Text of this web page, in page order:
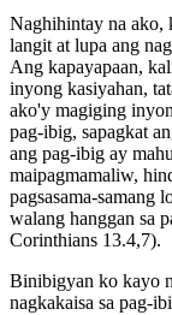
Naghihintay na ako,
langit at lupa ang
Ang kapayapaan,
inyong kasiyahan,
ako'y magiging
pag-ibig, sapagkat
ang pag-ibig ay
maipagmamaliw,
pagsasama-samang
walang hanggan sa
Corinthians 13.4,7).
Binibigyan ko kayo
nagkakaisa sa pag-